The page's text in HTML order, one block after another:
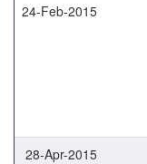
24-Feb-2015
28-Apr-2015